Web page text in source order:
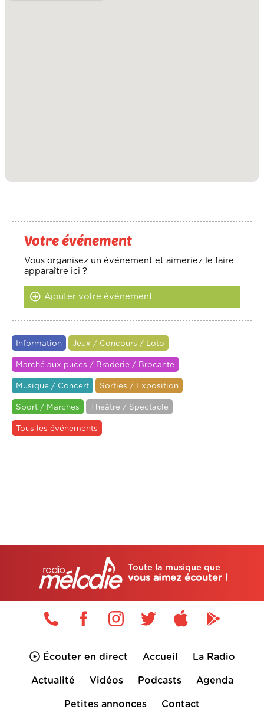
Votre événement
Vous organisez un événement et aimeriez le faire
apparaître ici ?
Ajouter votre événement
Information Jeux / Concours / Loto
Marché aux puces / Braderie / Brocante
Musique / Concert Sorties / Exposition
Sport / Marches Théâtre / Spectacle
Tous les événements
Toute la musique que
vous aimez écouter !
Écouter en direct Accueil La Radio
Actualité Vidéos Podcasts Agenda
Petites annonces Contact